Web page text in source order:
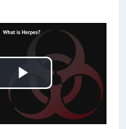
Play
Video